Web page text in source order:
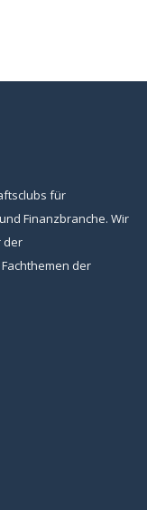
für
Finanzbranche. Wir
der
der